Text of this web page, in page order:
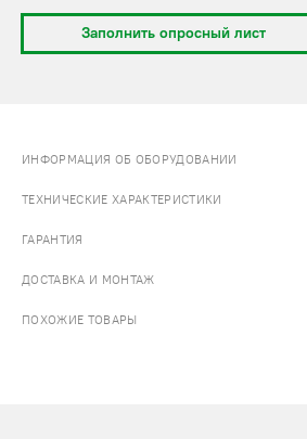
Заполнить опросный лист
ИНФОРМАЦИЯ ОБ ОБОРУДОВАНИИ
ТЕХНИЧЕСКИЕ ХАРАКТЕРИСТИКИ
ГАРАНТИЯ
ДОСТАВКА И МОНТАЖ
ПОХОЖИЕ ТОВАРЫ